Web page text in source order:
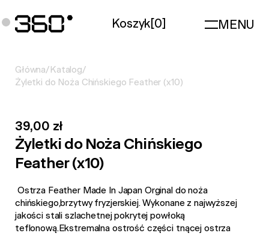
Koszyk 0 MENU
Główna/ Katalog/
Żyletki do Noża Chińskiego Feather (x10)
Żyletki do Noża Chińskiego
Feather (x10)
39,00 zł
Ostrza Feather Made In Japan Orginal do noża
chińskiego,brzytwy fryzjerskiej. Wykonane z najwyższej
jakości stali szlachetnej pokrytej powłoką
teflonową.Ekstremalna ostrość części tnącej ostrza